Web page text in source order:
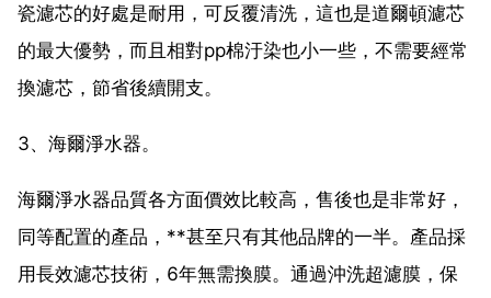
瓷濾芯的好處是耐用，可反覆清洗，這也是道爾頓濾芯
的最大優勢，而且相對pp棉汙染也小一些，不需要經常
換濾芯，節省後續開支。
3、海爾淨水器。
海爾淨水器品質各方面價效比較高，售後也是非常好，
同等配置的產品，**甚至只有其他品牌的一半。產品採
用長效濾芯技術，6年無需換膜。通過沖洗超濾膜，保